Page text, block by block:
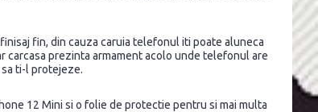
fin, din cauza caruia telefonul iti poate aluneca
carcasa prezinta armament acolo unde telefonul are
sa ti-l protejeze.
12 Mini si o folie de protectie pentru si mai multa